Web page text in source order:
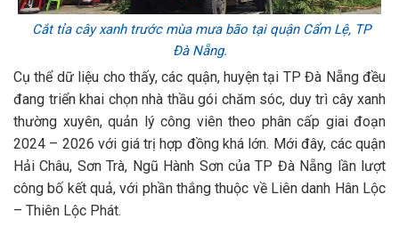
Cắt tỉa cây xanh trước mùa mưa bão tại quận Cẩm Lệ, TP
Đà Nẵng.
Cụ thể dữ liệu cho thấy, các quận, huyện tại TP Đà Nẵng đều
đang triển khai chọn nhà thầu gói chăm sóc, duy trì cây xanh
thường xuyên, quản lý công viên theo phân cấp giai đoạn
2024 – 2026 với giá trị hợp đồng khá lớn. Mới đây, các quận
Hải Châu, Sơn Trà, Ngũ Hành Sơn của TP Đà Nẵng lần lượt
công bố kết quả, với phần thắng thuộc về Liên danh Hân Lộc
– Thiên Lộc Phát.